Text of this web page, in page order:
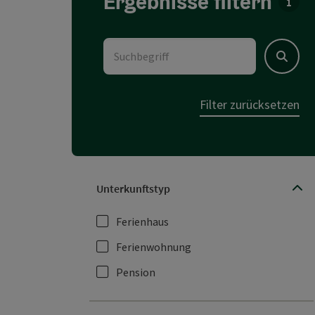
Suchbegriff
Suchen
Filter zurücksetzen
Unterkunftstyp
Ferienhaus
Ferienwohnung
Pension